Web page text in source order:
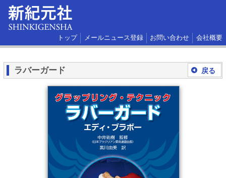
トップ メールニュース登録 お問い合わせ 会社概要
戻る
ラバーガード